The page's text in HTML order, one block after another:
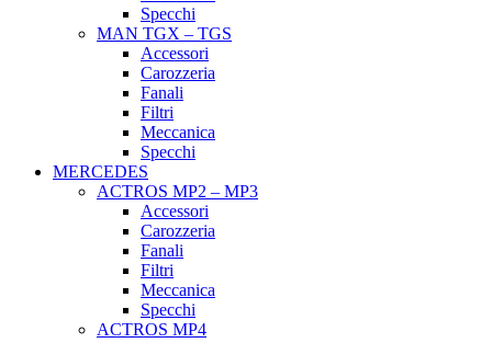
Specchi
MAN TGX – TGS
Accessori
Carozzeria
Fanali
Filtri
Meccanica
Specchi
MERCEDES
ACTROS MP2 – MP3
Accessori
Carozzeria
Fanali
Filtri
Meccanica
Specchi
ACTROS MP4